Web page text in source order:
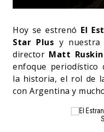
Hoy se estrenó El
Star Plus y nuestra
director Matt Ruskin
enfoque periodístico
la historia, el rol de
con Argentina y